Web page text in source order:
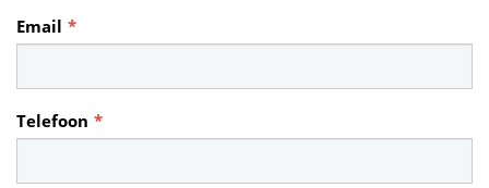
Email *
Telefoon *